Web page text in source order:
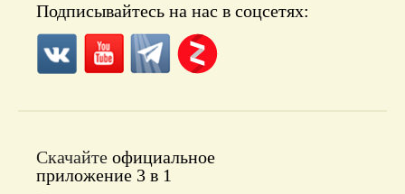
Подписывайтесь на нас в соцсетях:
Скачайте официальное
приложение 3 в 1